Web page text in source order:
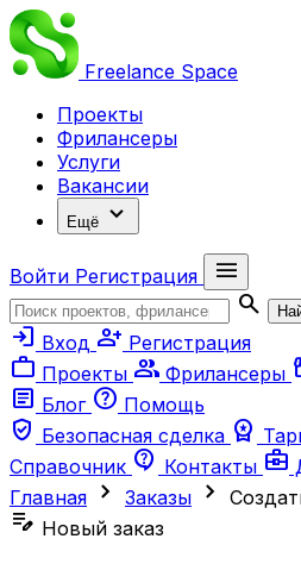
Freelance Space
Проекты
Фрилансеры
Услуги
Вакансии
Ещё expand_more
Войти Регистрация
menu
search
login Вход person_add Регистрация
work Проекты group Фрилансеры
article Блог help Помощь
verified_user Безопасная сделка workspace_premium
Справочник contact_support Контакты business_center
Главная chevron_right Заказы chevron_right
edit_note Новый заказ